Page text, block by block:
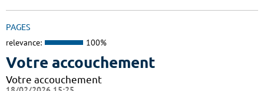
PAGES
relevance: 100%
Votre accouchement
Votre accouchement